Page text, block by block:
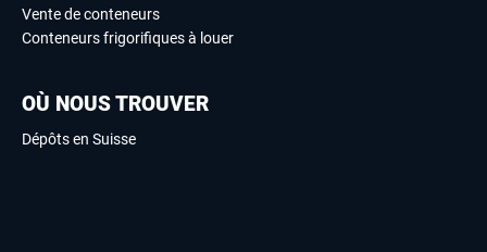
Vente de conteneurs
Conteneurs frigorifiques à louer
OÙ NOUS TROUVER
Dépôts en Suisse